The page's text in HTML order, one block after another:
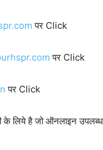
पर Click
पर Click
पर Click
लिये है जो ऑनलाइन